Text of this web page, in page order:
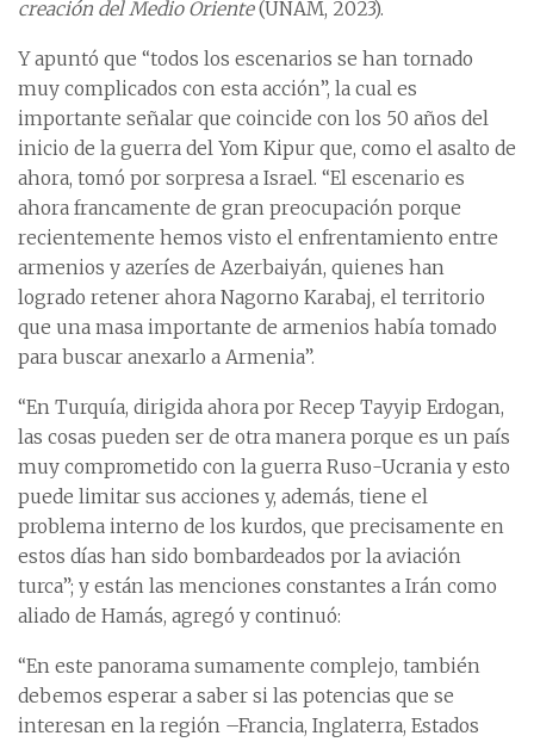
creación del Medio Oriente(UNAM, 2023).
Y apuntó que “todos los escenarios se han tornado
muy complicados con esta acción”, la cual es
importante señalar que coincide con los 50 años del
inicio de la guerra del Yom Kipur que, como el asalto de
ahora, tomó por sorpresa a Israel. “El escenario es
ahora francamente de gran preocupación porque
recientemente hemos visto el enfrentamiento entre
armenios y azeríes de Azerbaiyán, quienes han
logrado retener ahora Nagorno Karabaj, el territorio
que una masa importante de armenios había tomado
para buscar anexarlo a Armenia”.
“En Turquía, dirigida ahora por Recep Tayyip Erdogan,
las cosas pueden ser de otra manera porque es un país
muy comprometido con la guerra Ruso-Ucrania y esto
puede limitar sus acciones y, además, tiene el
problema interno de los kurdos, que precisamente en
estos días han sido bombardeados por la aviación
turca”; y están las menciones constantes a Irán como
aliado de Hamás, agregó y continuó:
“En este panorama sumamente complejo, también
debemos esperar a saber si las potencias que se
interesan en la región –Francia, Inglaterra, Estados